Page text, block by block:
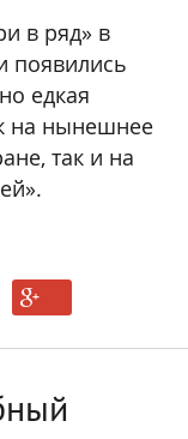
в ряд» в
появились
едкая
на нынешнее
так и на